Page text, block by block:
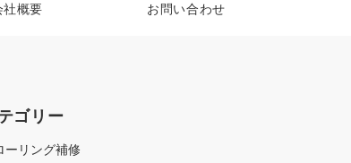
社概要 お問い合わせ
ゴリー
ーリング補修